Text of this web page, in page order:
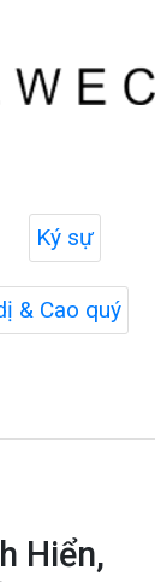
Ký sự
& Cao quý
Hiển,